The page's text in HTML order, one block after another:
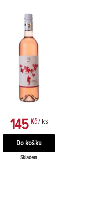
145 Kč / ks
Skladem